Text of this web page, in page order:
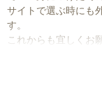
サイトで選ぶ時にも
す。
これからも宜しくお
※インドの海外のお